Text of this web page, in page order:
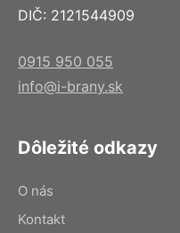
DIČ: 2121544909
0915 950 055
info@i-brany.sk
Dôležité odkazy
O nás
Kontakt